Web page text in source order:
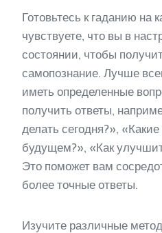
Готовьтесь к гаданию на
чувствуете, что вы в
состоянии, чтобы
самопознание. Лучше
иметь определенные
получить ответы,
делать сегодня?»,
будущем?», «Как
Это поможет вам
более точные ответы.
Изучите различные